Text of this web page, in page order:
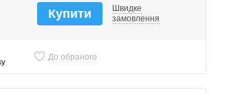
Купити
Швидке
замовлення
До обраного